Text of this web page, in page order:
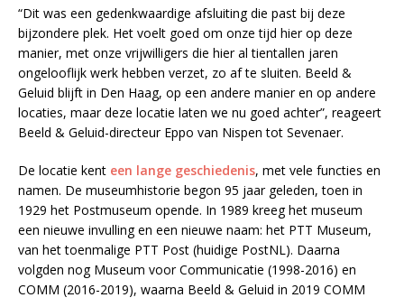
“Dit was een gedenkwaardige afsluiting die past bij deze
bijzondere plek. Het voelt goed om onze tijd hier op deze
manier, met onze vrijwilligers die hier al tientallen jaren
ongelooflijk werk hebben verzet, zo af te sluiten. Beeld &
Geluid blijft in Den Haag, op een andere manier en op andere
locaties, maar deze locatie laten we nu goed achter”, reageert
Beeld & Geluid-directeur Eppo van Nispen tot Sevenaer.
De locatie kent een lange geschiedenis, met vele functies en
namen. De museumhistorie begon 95 jaar geleden, toen in
1929 het Postmuseum opende. In 1989 kreeg het museum
een nieuwe invulling en een nieuwe naam: het PTT Museum,
van het toenmalige PTT Post (huidige PostNL). Daarna
volgden nog Museum voor Communicatie (1998-2016) en
COMM (2016-2019), waarna Beeld & Geluid in 2019 COMM